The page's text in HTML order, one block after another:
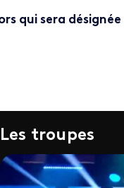
qui sera
Les troupes